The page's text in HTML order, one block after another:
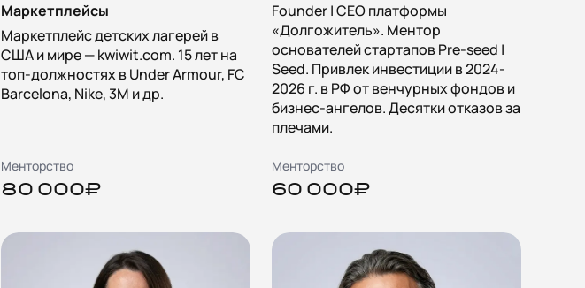
Маркетплейсы
Маркетплейс детских лагерей в
США и мире — kwiwit.com. 15 лет на
топ-должностях в Under Armour, FC
Barcelona, Nike, 3M и др.
Менторство
80 000₽
Founder | CEO платформы
«Долгожитель». Ментор
основателей стартапов Pre-seed |
Seed. Привлек инвестиции в 2024-
2026 г. в РФ от венчурных фондов и
бизнес-ангелов. Десятки отказов за
плечами.
Менторство
60 000₽